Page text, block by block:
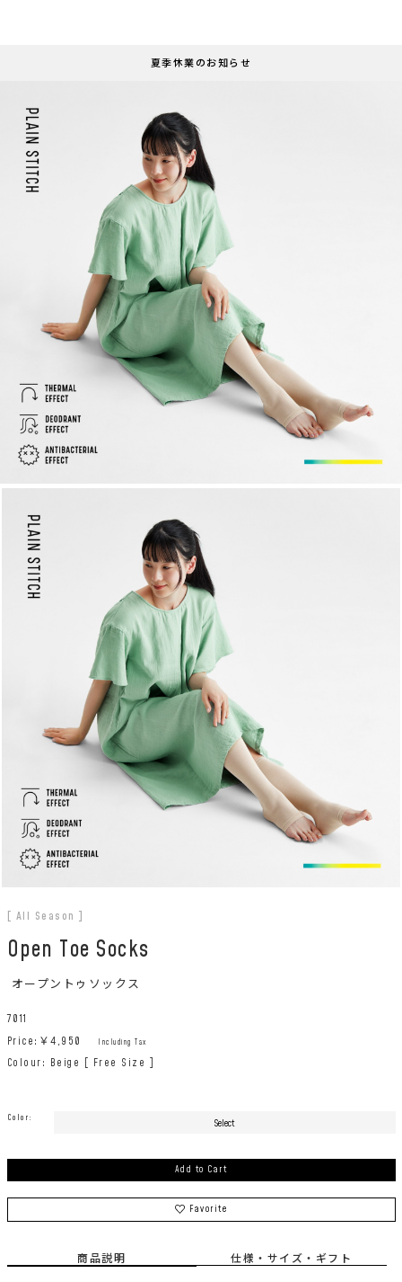
夏季休業のお知らせ
[ All Season ]
Open Toe Socks
オープントゥソックス
7011
Price:￥4,950 Including Tax
Colour: Beige [ Free Size ]
Color:
Add to Cart
Favorite
商品説明 仕様・サイズ・ギフト